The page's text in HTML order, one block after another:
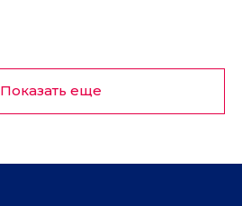
Показать еще